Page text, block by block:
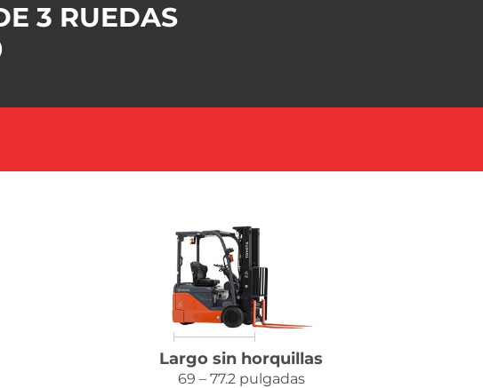
3 RUEDAS
Largo sin horquillas
69 – 77.2 pulgadas